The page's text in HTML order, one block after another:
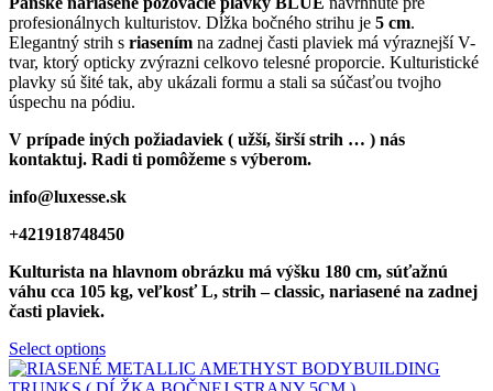
profesionálnych kulturistov. Dĺžka bočného strihu je 5 cm.
Elegantný strih s riasením na zadnej časti plaviek má výraznejší V-
tvar, ktorý opticky zvýrazni celkovo telesné proporcie. Kulturistické
plavky sú šité tak, aby ukázali formu a stali sa súčasťou tvojho
úspechu na pódiu.
V prípade iných požiadaviek ( užší, širší strih … ) nás
kontaktuj. Radi ti pomôžeme s výberom.
info@luxesse.sk
+421918748450
Kulturista na hlavnom obrázku má výšku 180 cm, súťažnú
váhu cca 105 kg, veľkosť L, strih – classic, nariasené na zadnej
časti plaviek.
Select options